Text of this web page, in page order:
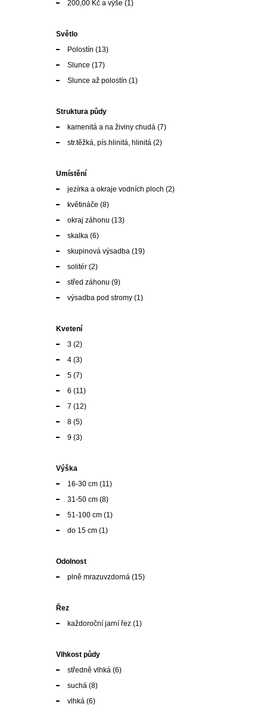
200,00 Kč a výše (1)
Světlo
Polostín (13)
Slunce (17)
Slunce až polostín (1)
Struktura půdy
kamenitá a na živiny chudá (7)
str.těžká, pís.hlinitá, hlinitá (2)
Umístění
jezírka a okraje vodních ploch (2)
květináče (8)
okraj záhonu (13)
skalka (6)
skupinová výsadba (19)
solitér (2)
střed záhonu (9)
výsadba pod stromy (1)
Kvetení
3 (2)
4 (3)
5 (7)
6 (11)
7 (12)
8 (5)
9 (3)
Výška
16-30 cm (11)
31-50 cm (8)
51-100 cm (1)
do 15 cm (1)
Odolnost
plně mrazuvzdorná (15)
Řez
každoroční jarní řez (1)
Vlhkost půdy
středně vlhká (6)
suchá (8)
vlhká (6)